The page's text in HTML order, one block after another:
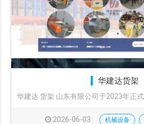
华建达货架
华建达 货架 山东有限公司于2023年正式
2026-06-03 机械设备